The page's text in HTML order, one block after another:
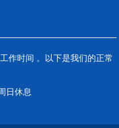
作时间 。以下是我们的正常
日休息